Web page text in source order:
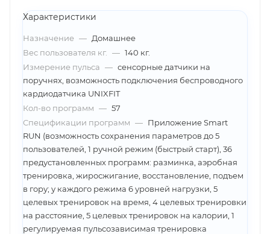
Характеристики
Назначение — Домашнее
Вес пользователя кг.
— 140 кг.
Измерение пульса — сенсорные датчики на
поручнях, возможность подключения беспроводного
кардиодатчика UNIXFIT
Кол-во программ — 57
Спецификации программ — Приложение Smart
RUN (возможность сохранения параметров до 5
пользователей, 1 ручной режим (быстрый старт), 36
предустановленных программ: разминка, аэробная
тренировка, жиросжигание, восстановление, подъем
в гору; у каждого режима 6 уровней нагрузки, 5
целевых тренировок на время, 4 целевых тренировки
на расстояние, 5 целевых тренировок на калории, 1
регулируемая пульсозависимая тренировка